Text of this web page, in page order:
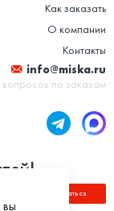
Как заказать
О компании
Контакты
info@miska.ru
вопросов по заказам
Подписаться